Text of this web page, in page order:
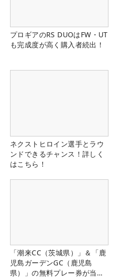
プロギアのRS DUOはFW・UT
も完成度が高く購入者続出！
ネクストヒロイン選手とラウ
ンドできるチャンス！詳しく
はこちら！
「潮来CC（茨城県）」＆「鹿
児島ガーデンGC（鹿児島
県）」の無料プレー券が当た